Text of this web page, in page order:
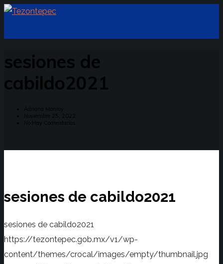
sesiones de
cabildo2021
Adriana Monroy
Noviembre 25, 2022
No Hay Comentarios
sesiones de cabildo2021
sesiones de cabildo2021
https://tezontepec.gob.mx/v1/wp-
content/themes/crocal/images/empty/thumbnail.jpg